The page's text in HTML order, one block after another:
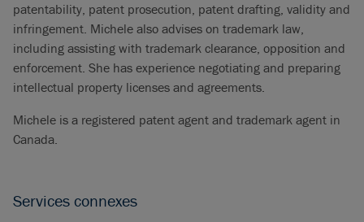
patentability, patent prosecution, patent drafting, validity and
infringement. Michele also advises on trademark law,
including assisting with trademark clearance, opposition and
enforcement. She has experience negotiating and preparing
intellectual property licenses and agreements.
Michele is a registered patent agent and trademark agent in
Canada.
Services connexes